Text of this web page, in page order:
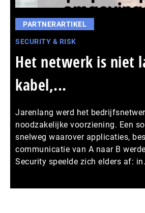
PARTNERARTIKEL
SECURITY & RISK
Het netwerk is niet
kabel,...
Jarenlang werd het
noodzakelijke voorziening. Een
snelweg waarover applicaties,
communicatie van A naar B
Security speelde zich elders af: